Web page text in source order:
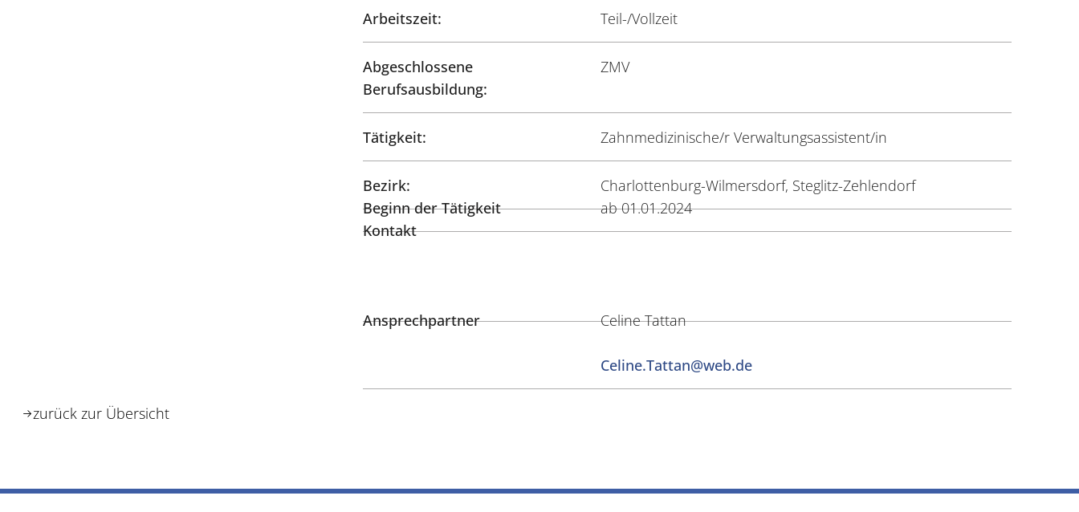
Arbeitszeit: Teil-/Vollzeit
Abgeschlossene
Berufsausbildung:
ZMV
Tätigkeit: Zahnmedizinische/r Verwaltungsassistent/in
Bezirk:
Charlottenburg-Wilmersdorf, Steglitz-Zehlendorf
Beginn der Tätigkeit
ab 01.01.2024
Kontakt
Ansprechpartner Celine Tattan
Celine.Tattan@web.de
zurück zur Übersicht